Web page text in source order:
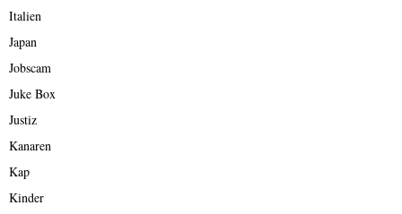
Italien
Japan
Jobscam
Juke Box
Justiz
Kanaren
Kap
Kinder